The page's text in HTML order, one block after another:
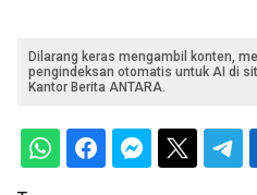
Dilarang keras mengambil konten,
pengindeksan otomatis untuk AI di
Kantor Berita ANTARA.